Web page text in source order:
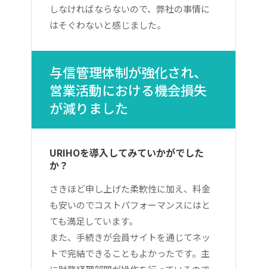
しなければならないので、弊社の事情に
はそぐわないと感じました。
与信管理体制が強化され、
営業活動における機会損失
が減りました
URIHOを導入してみていかがでした
か？
さきほど申し上げた柔軟性に加え、料金
も安いのでコストパフォーマンスにはと
ても満足しています。
また、手続きが会員サイトを通じてネッ
トで完結できることもよかったです。主